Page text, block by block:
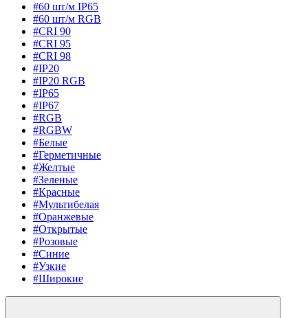
#60 шт/м IP65
#60 шт/м RGB
#CRI 90
#CRI 95
#CRI 98
#IP20
#IP20 RGB
#IP65
#IP67
#RGB
#RGBW
#Белые
#Герметичные
#Желтые
#Зеленые
#Красные
#Мультибелая
#Оранжевые
#Открытые
#Розовые
#Синие
#Узкие
#Широкие